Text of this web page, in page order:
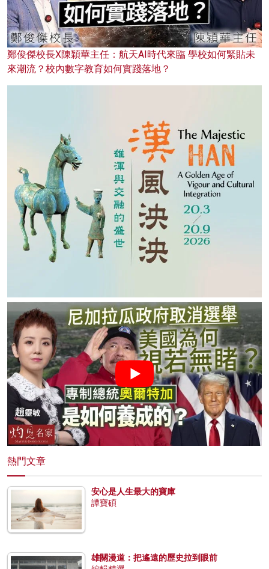
鄭俊傑校長X陳穎華主任：航天AI時代來臨 學校如何緊貼未
來潮流？校內數字教育如何實踐落地？
熱門文章
安心是人生最大的寶庫
譚寶碩
雄關漫道：把遙遠的歷史拉到眼前